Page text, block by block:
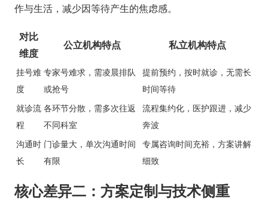
作与生活，减少因等待产生的焦虑感。
对比
维度
公立机构特点 私立机构特点
挂号难
度
专家号难求，需凌晨排队
或抢号
提前预约，按时就诊，无需长
时间等待
就诊流
程
各环节分散，需多次往返
不同科室
流程集约化，医护跟进，减少
奔波
沟通时
长
门诊量大，单次沟通时间
有限
专属咨询时间充裕，方案讲解
细致
核心差异二：方案定制与技术侧重